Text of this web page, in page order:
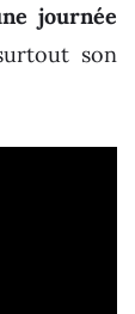
journée
son